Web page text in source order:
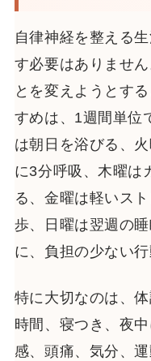
自律神経を整える
す必要はありませ
とを変えようとす
すめは、1週間単位
は朝日を浴びる、
に3分呼吸、木曜は
る、金曜は軽いス
歩、日曜は翌週の
に、負担の少ない
特に大切なのは、
時間、寝つき、夜
感、頭痛、気分、